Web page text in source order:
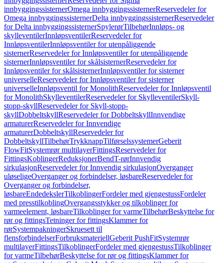
innbyggingssisternerOmega innbyggingssisternerReservedeler for
Omega innbyggingssisternerDelta innbyggingssisternerReservedeler
for Delta innbyggingssisternerSpylerørTilbehørInnløps- og
skylleventilerInnløpsventilerReservedeler for
InnløpsventilerInnløpsventiler for utenpåliggende
sisternerReservedeler for Innløpsventiler for utenpåliggende
sisternerInnløpsventiler for skålsisternerReservedeler for
Innløpsventiler for skålsisternerInnløpsventiler for sisterner
universelleReservedeler for Innløpsventiler for sisterner
universelleInnløpsventil for MonolithReservedeler for Innløpsventil
for MonolithSkylleventilerReservedeler for SkylleventilerSkyll-
stopp-skyllReservedeler for Skyll-stopp-
skyllDobbeltskyllReservedeler for DobbeltskyllInnvendige
armaturerReservedeler for Innvendige
armaturerDobbeltskyllReservedeler for
DobbeltskyllTilbehørTrykknappTilførselssystemerGeberit
FlowFitSystemrør multilayerFittingsReservedeler for
FittingsKoblingerReduksjonerBendT-rørInnvendig
sirkulasjonReservedeler for Innvendig sirkulasjonOverganger
uløseligeOverganger og forbindelser, løsbareReservedeler for
Overganger og forbindelser,
løsbareEndedekslerTilkoblingerFordeler med gjengestussFordeler
med presstilkoblingOvergangsstykker og tilkoblinger for
varmeelement, løsbareTilkoblinger for varmeTilbehørBeskyttelse for
rør og fittingsTetninger for fittingsKlammer for
rørSystempakningerSkruesett til
flensforbindelserForbruksmateriellGeberit PushFitSystemrør
multilayerFittingsTilkoblingerFordeler med gjengestussTilkoblinger
for varmeTilbehørBeskyttelse for rør og fittingsKlammer for